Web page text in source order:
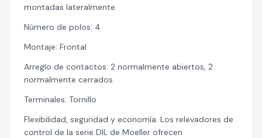
montadas lateralmente.
Número de polos: 4
Montaje: Frontal
Arreglo de contactos: 2 normalmente abiertos, 2
normalmente cerrados
Terminales: Tornillo
Flexibilidad, seguridad y economía. Los relevadores de
control de la serie DIL de Moeller ofrecen